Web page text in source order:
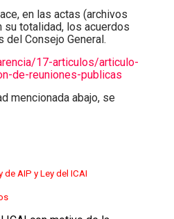
en las actas (archivos
su totalidad, los acuerdos
Consejo General.
17-articulos/articulo-
de-reuniones-publicas
mencionada abajo, se
AIP y Ley del ICAI